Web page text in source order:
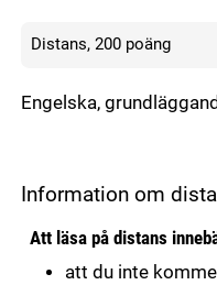
Distans, 200 poäng
Engelska,
Information om
Att läsa på distans
att du inte